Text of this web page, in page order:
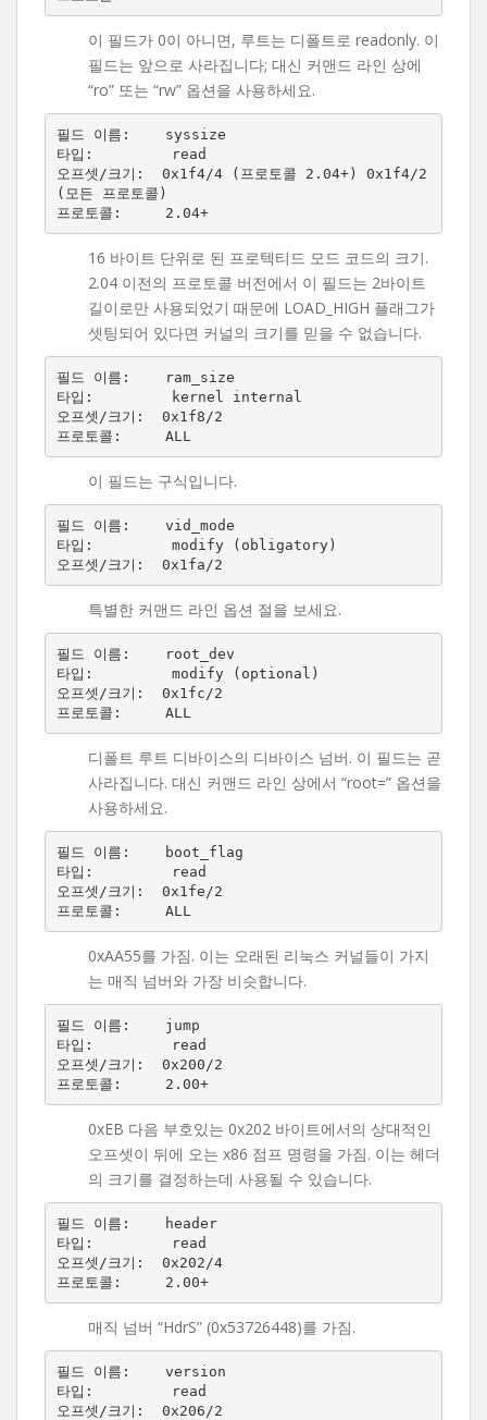
이 필드가 0이 아니면, 루트는 디폴트로 readonly. 이
필드는 앞으로 사라집니다; 대신 커맨드 라인 상에
“ro” 또는 “rw” 옵션을 사용하세요.
필드 이름:    syssize
타입:         read
오프셋/크기:  0x1f4/4 (프로토콜 2.04+) 0x1f4/2
(모든 프로토콜)
프로토콜:     2.04+
16 바이트 단위로 된 프로텍티드 모드 코드의 크기.
2.04 이전의 프로토콜 버전에서 이 필드는 2바이트
길이로만 사용되었기 때문에 LOAD_HIGH 플래그가
셋팅되어 있다면 커널의 크기를 믿을 수 없습니다.
필드 이름:    ram_size
타입:         kernel internal
오프셋/크기:  0x1f8/2
이 필드는 구식입니다.
필드 이름:    vid_mode
타입:         modify (obligatory)
특별한 커맨드 라인 옵션 절을 보세요.
필드 이름:    root_dev
타입:         modify (optional)
오프셋/크기:  0x1fc/2
디폴트 루트 디바이스의 디바이스 넘버. 이 필드는 곧
사라집니다. 대신 커맨드 라인 상에서 “root=” 옵션을
사용하세요.
필드 이름:    boot_flag
타입:         read
오프셋/크기:  0x1fe/2
0xAA55를 가짐. 이는 오래된 리눅스 커널들이 가지
는 매직 넘버와 가장 비슷합니다.
필드 이름:    jump
타입:         read
오프셋/크기:  0x200/2
프로토콜:     2.00+
0xEB 다음 부호있는 0x202 바이트에서의 상대적인
오프셋이 뒤에 오는 x86 점프 명령을 가짐. 이는 헤더
의 크기를 결정하는데 사용될 수 있습니다.
필드 이름:    header
타입:         read
오프셋/크기:  0x202/4
프로토콜:     2.00+
매직 넘버 “HdrS” (0x53726448)를 가짐.
필드 이름:    version
타입:         read
오프셋/크기:  0x206/2